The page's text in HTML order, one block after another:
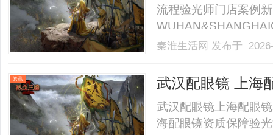
流程验光师门店案例
业验光配镜的写字楼
40%-60%优惠，兼顾
秦淮生活网 发布于
资讯 武汉配眼镜 上海
武汉配眼镜上海配眼
海配眼镜资质保障验